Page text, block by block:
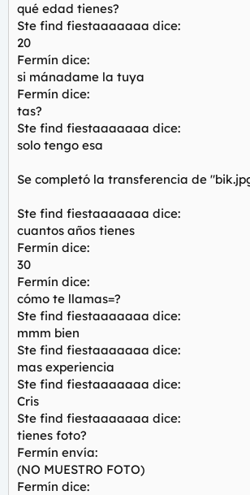
qué edad tienes?
Ste find fiestaaaaaaa dice:
20
Fermín dice:
si mánadame la tuya
Fermín dice:
tas?
Ste find fiestaaaaaaa dice:
solo tengo esa
Se completó la transferencia de
Ste find fiestaaaaaaa dice:
cuantos años tienes
Fermín dice:
30
Fermín dice:
cómo te llamas=?
Ste find fiestaaaaaaa dice:
mmm bien
Ste find fiestaaaaaaa dice:
mas experiencia
Ste find fiestaaaaaaa dice:
Cris
Ste find fiestaaaaaaa dice:
tienes foto?
Fermín envía:
(NO MUESTRO FOTO)
Fermín dice: